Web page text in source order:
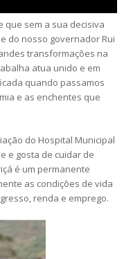
que sem a sua decisiva
do nosso governador Rui
transformações na
atua unido e em
quando passamos
e as enchentes que
do Hospital Municipal
e gosta de cuidar de
é um permanente
as condições de vida
renda e emprego.